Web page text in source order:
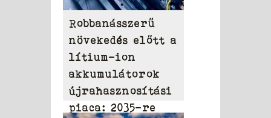
Robbanásszerű
növekedés előtt a
lítium-ion
akkumulátorok
újrahasznosítási
piaca: 2035-re